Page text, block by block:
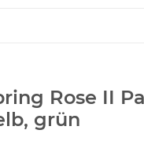
Rose II
grün